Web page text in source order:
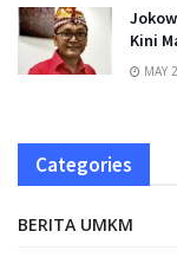
Kini
MAY
Categories
BERITA UMKM